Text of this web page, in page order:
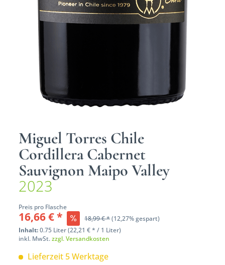
Miguel Torres Chile
Cordillera Cabernet
Sauvignon Maipo Valley
2023
Preis pro Flasche
16,66 € * 18,99 € *(12,27% gespart)
Inhalt:0.75 Liter (22,21 € * / 1 Liter)
inkl. MwSt.zzgl. Versandkosten
Lieferzeit 5 Werktage